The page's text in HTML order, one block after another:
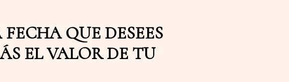
QUE DESEES
EL VALOR DE TU